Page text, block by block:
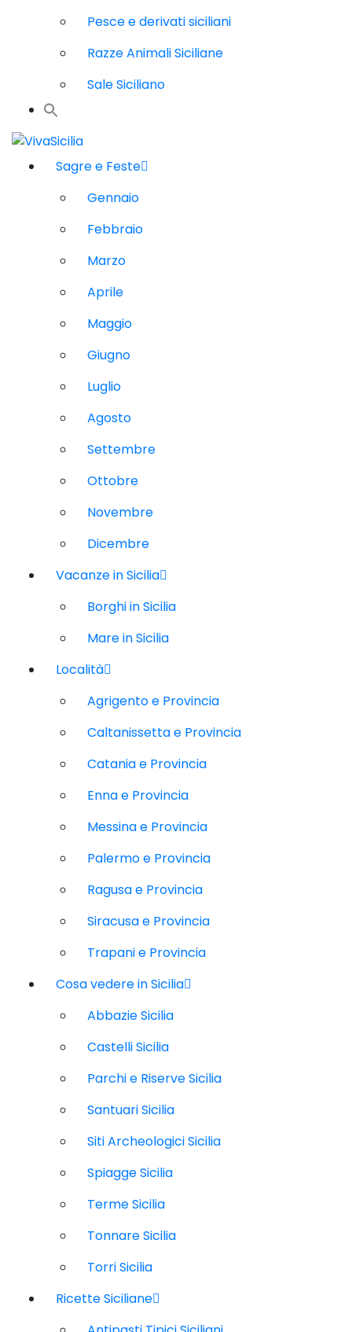
Pesce e derivati siciliani
Razze Animali Siciliane
Sale Siciliano
Sagre e Feste
Gennaio
Febbraio
Marzo
Aprile
Maggio
Giugno
Luglio
Agosto
Settembre
Ottobre
Novembre
Dicembre
Vacanze in Sicilia
Borghi in Sicilia
Mare in Sicilia
Località
Agrigento e Provincia
Caltanissetta e Provincia
Catania e Provincia
Enna e Provincia
Messina e Provincia
Palermo e Provincia
Ragusa e Provincia
Siracusa e Provincia
Trapani e Provincia
Cosa vedere in Sicilia
Abbazie Sicilia
Castelli Sicilia
Parchi e Riserve Sicilia
Santuari Sicilia
Siti Archeologici Sicilia
Spiagge Sicilia
Terme Sicilia
Tonnare Sicilia
Torri Sicilia
Ricette Siciliane